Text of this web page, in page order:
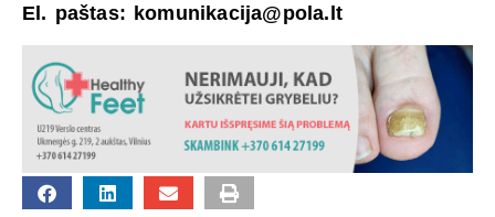
El. paštas: komunikacija@pola.lt